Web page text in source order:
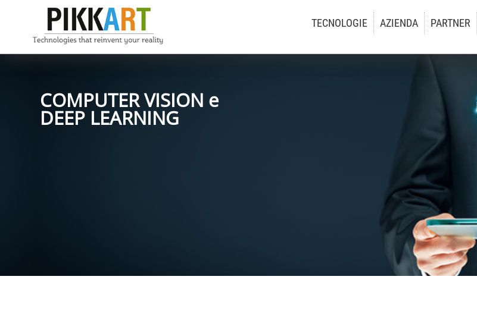
TECNOLOGIE AZIENDA PARTNER
COMPUTER VISION e
DEEP LEARNING